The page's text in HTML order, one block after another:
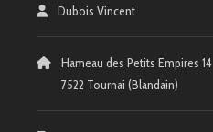
Dubois Vincent
Hameau des Petits Empires 14
7522 Tournai (Blandain)